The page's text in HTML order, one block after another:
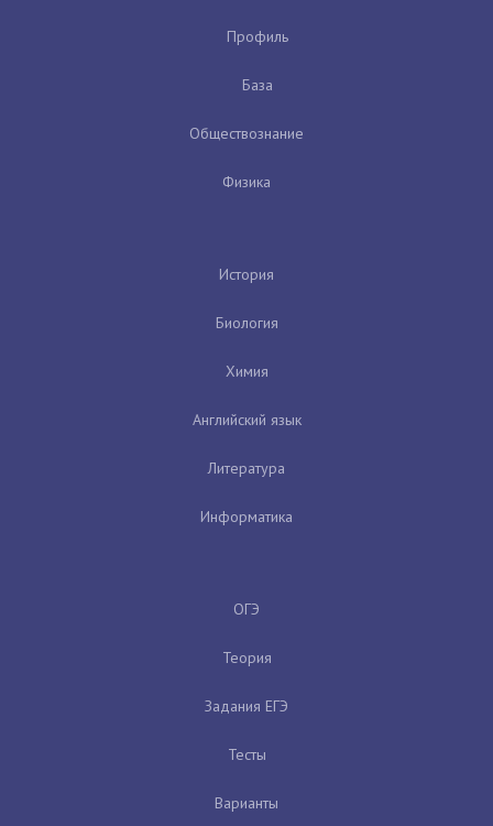
Профиль
База
Обществознание
Физика
История
Биология
Химия
Английский язык
Литература
Информатика
ОГЭ
Теория
Задания ЕГЭ
Тесты
Варианты